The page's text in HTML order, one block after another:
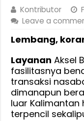
Kontributor
Leave a
Lembang,
Layanan Aksel
fasilitasnya
transaksi
dimanapun
luar Kalimantan
terpencil